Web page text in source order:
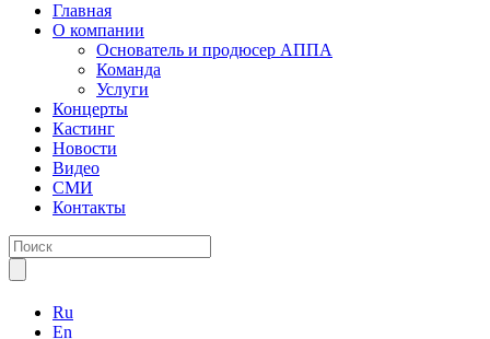
Главная
О компании
Основатель и продюсер АППА
Команда
Услуги
Концерты
Кастинг
Новости
Видео
СМИ
Контакты
Ru
En